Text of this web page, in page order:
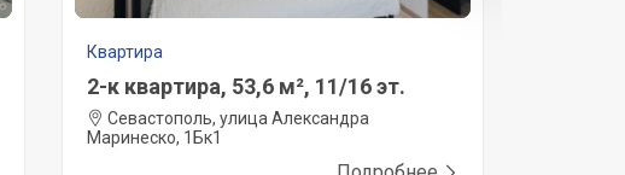
Квартира
2-к квартира, 53,6 м², 11/16 эт.
Севастополь, улица Александра
Маринеско, 1Бк1